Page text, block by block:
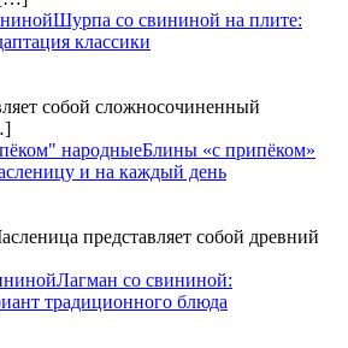
Шурпа со свининой на плите:
классики
собой сложносочиненный
Блины «с припёком»
и на каждый день
представляет собой древний
Лагман со свининой:
традиционного блюда